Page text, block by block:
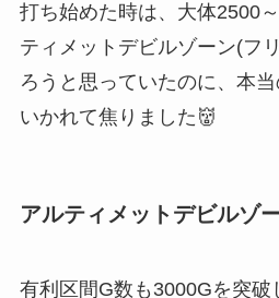
打ち始めた時は、大体2500
ティメットデビルゾーン(フ
ろうと思っていたのに、本
いかれて焦りました👹
アルティメットデビルゾ
有利区間G数も3000Gを突破